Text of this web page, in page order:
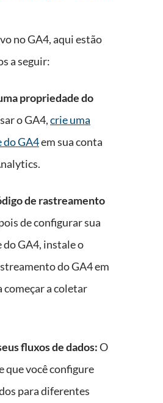
no GA4, aqui estão
a seguir:
propriedade do
o GA4,crie uma
do GA4em sua conta
de rastreamento
de configurar sua
GA4, instale o
do GA4 em
começar a coletar
fluxos de dados:O
que você configure
para diferentes